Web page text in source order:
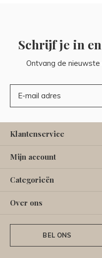
Schrijf je in
Ontvang de
Klantenservice
Mijn account
Categorieën
Over ons
BEL ONS